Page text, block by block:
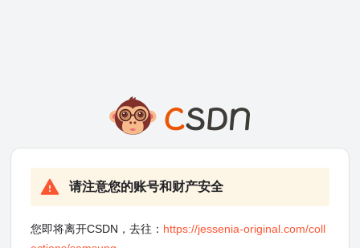
请注意您的账号和财产安全
您即将离开CSDN，去往： https://jessenia-original.com/coll